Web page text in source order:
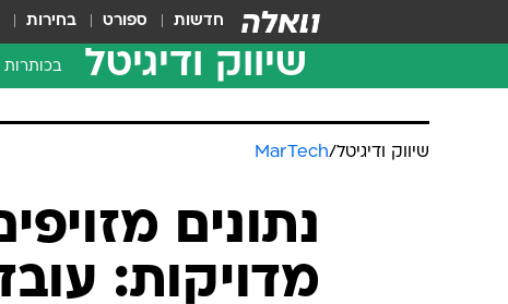
חדשות ספורט בחירות
שיווק ודיגיטל בכותרות